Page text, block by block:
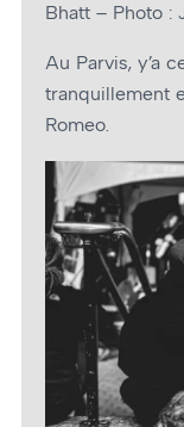
Bhatt – Photo :
Au Parvis, y’a
tranquillement
Romeo.